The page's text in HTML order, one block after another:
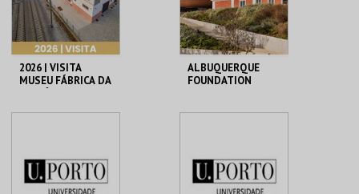
COMPRAR COMPRAR
2026 | VISITA
MUSEU FÁBRICA DA
MAIS INFO
ALBUQUERQUE
FOUNDATION
MAIS INFO